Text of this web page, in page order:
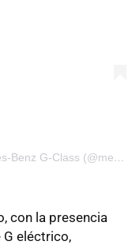
Una publicación compartida de Mercedes-Benz G-Class (@mercedesbenzgclass)
con la presencia
G eléctrico,